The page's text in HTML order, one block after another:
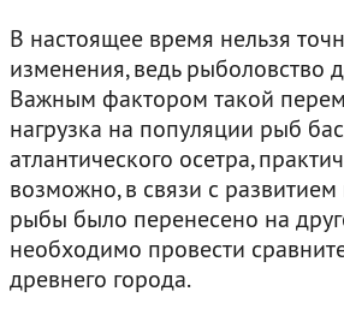
В настоящее время нельзя
изменения, ведь рыболовство
Важным фактором такой
нагрузка на популяции рыб
атлантического осетра,
возможно, в связи с
рыбы было перенесено на
необходимо провести
древнего города.